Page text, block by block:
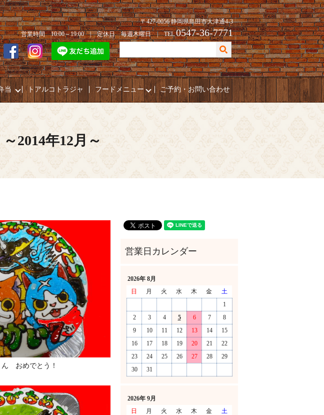
〒427-0056 静岡県島田市大津通4-3
営業時間 10:00～19:00 | 定休日 毎週木曜日 | TEL0547-36-7771
当 トアルコトラジャ フードメニュー ご予約・お問い合わせ
2014年12月～
ん おめでとう！
2026年 8月
日
月 火 水 木 金
土
1
2
3 4 5 6 7
8
9
10 11 12 13 14
15
16
17 18 19 20 21
22
23
24 25 26 27 28
29
30
31
2026年 9月
日
月 火 水 木 金
土